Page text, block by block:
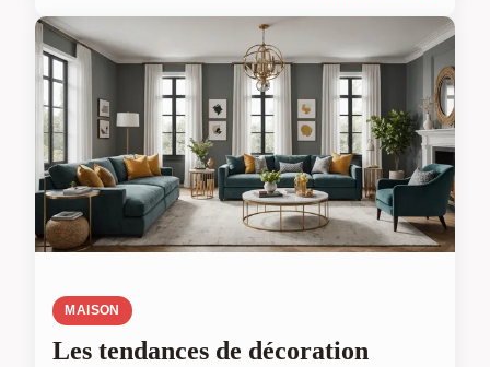
MAISON
Les tendances de décoration